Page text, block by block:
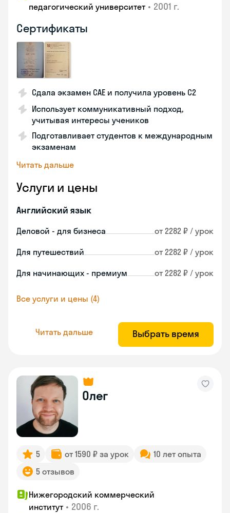
педагогический университет • 2001 г.
Сертификаты
Сдала экзамен CAE и получила уровень С2
Использует коммуникативный подход,
учитывая интересы учеников
Подготавливает студентов к международным
экзаменам
Читать дальше
Услуги и цены
Английский язык
Деловой - для бизнеса от 2282 ₽ / урок
Для путешествий от 2282 ₽ / урок
Для начинающих - премиум от 2282 ₽ / урок
Все услуги и цены (4)
Читать дальше Выбрать время
Олег
5 от 1590 ₽ за урок
10 лет опыта
5 отзывов
Нижегородский коммерческий
институт • 2006 г.